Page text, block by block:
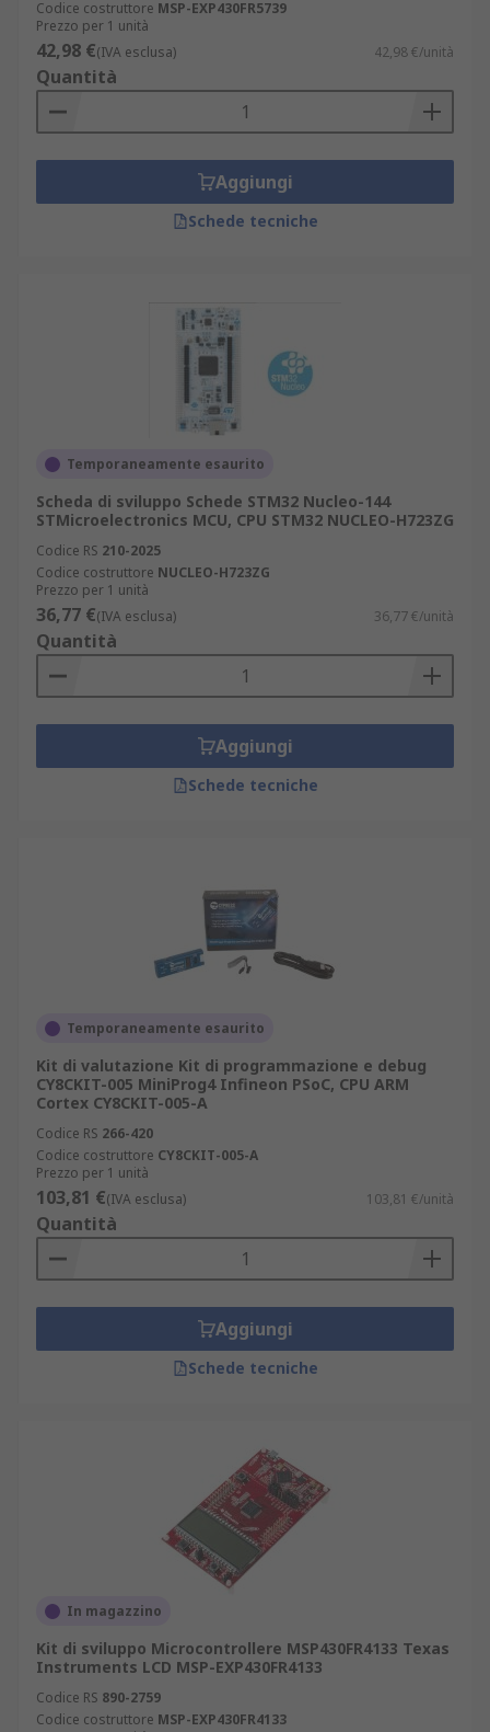
Codice costruttore MSP-EXP430FR5739
Prezzo per 1 unità
42,98 €(IVA esclusa) 42,98 €/unità
Quantità
Aggiungi
Schede tecniche
Temporaneamente esaurito
Scheda di sviluppo Schede STM32 Nucleo-144
STMicroelectronics MCU, CPU STM32 NUCLEO-H723ZG
Codice RS 210-2025
Codice costruttore NUCLEO-H723ZG
Prezzo per 1 unità
36,77 €(IVA esclusa) 36,77 €/unità
Quantità
Aggiungi
Schede tecniche
Temporaneamente esaurito
Kit di valutazione Kit di programmazione e debug
CY8CKIT-005 MiniProg4 Infineon PSoC, CPU ARM
Cortex CY8CKIT-005-A
Codice RS 266-420
Codice costruttore CY8CKIT-005-A
Prezzo per 1 unità
103,81 €(IVA esclusa) 103,81 €/unità
Quantità
Aggiungi
Schede tecniche
In magazzino
Kit di sviluppo Microcontrollere MSP430FR4133 Texas
Instruments LCD MSP-EXP430FR4133
Codice RS 890-2759
Codice costruttore MSP-EXP430FR4133